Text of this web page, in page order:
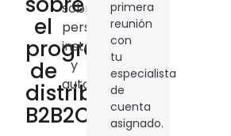
el
programa
de
distribución
B2B2C
sobre
persianas,
instalación
y
automatización.
primera
reunión
con
tu
especialista
de
cuenta
asignado.